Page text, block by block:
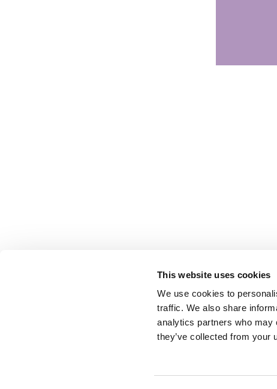
This website uses cookies
We use cookies to
traffic. We also share
analytics partners who may
they’ve collected from your